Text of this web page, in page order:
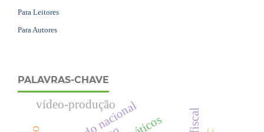
Para Leitores
Para Autores
PALAVRAS-CHAVE
vídeo-produção